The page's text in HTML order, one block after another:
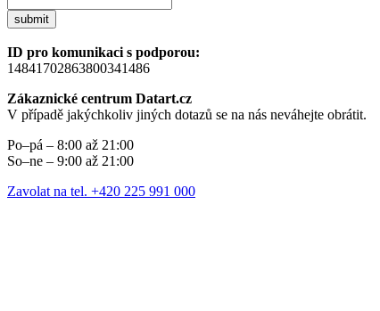
submit
ID pro komunikaci s podporou:
14841702863800341486
Zákaznické centrum Datart.cz
V případě jakýchkoliv jiných dotazů se na nás neváhejte obrátit.
Po–pá – 8:00 až 21:00
So–ne – 9:00 až 21:00
Zavolat na tel. +420 225 991 000